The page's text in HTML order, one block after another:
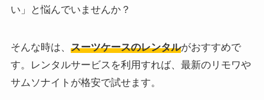
い」と悩んでいませんか？
そんな時は、 スーツケースのレンタルがおすすめで
す。レンタルサービスを利用すれば、最新のリモワや
サムソナイトが格安で試せます。